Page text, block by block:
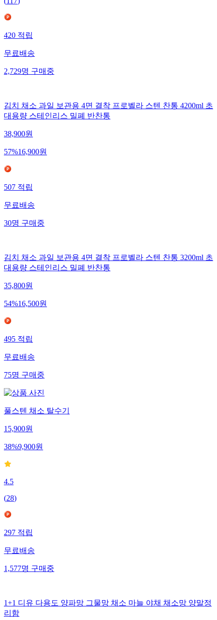
420 적립
무료배송
2,729명 구매중
김치 채소 과일 보관용 4면 결착 프로벨라 스텐 찬통 4200ml 초
대용량 스테인리스 밀폐 반찬통
38,900원
57%16,900원
507 적립
무료배송
30명 구매중
김치 채소 과일 보관용 4면 결착 프로벨라 스텐 찬통 3200ml 초
대용량 스테인리스 밀폐 반찬통
35,800원
54%16,500원
495 적립
무료배송
75명 구매중
풀스텐 채소 탈수기
15,900원
38%9,900원
4.5
(28)
297 적립
무료배송
1,577명 구매중
1+1 디유 다용도 양파망 그물망 채소 마늘 야채 채소망 양말정
리함